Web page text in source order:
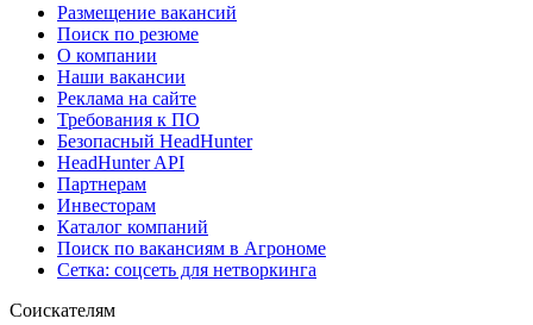
Размещение вакансий
Поиск по резюме
О компании
Наши вакансии
Реклама на сайте
Требования к ПО
Безопасный HeadHunter
HeadHunter API
Партнерам
Инвесторам
Каталог компаний
Поиск по вакансиям в Агрономе
Сетка: соцсеть для нетворкинга
Соискателям